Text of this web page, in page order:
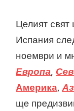
Целият
Испания
ноември и
Европа,
Америка,
ще